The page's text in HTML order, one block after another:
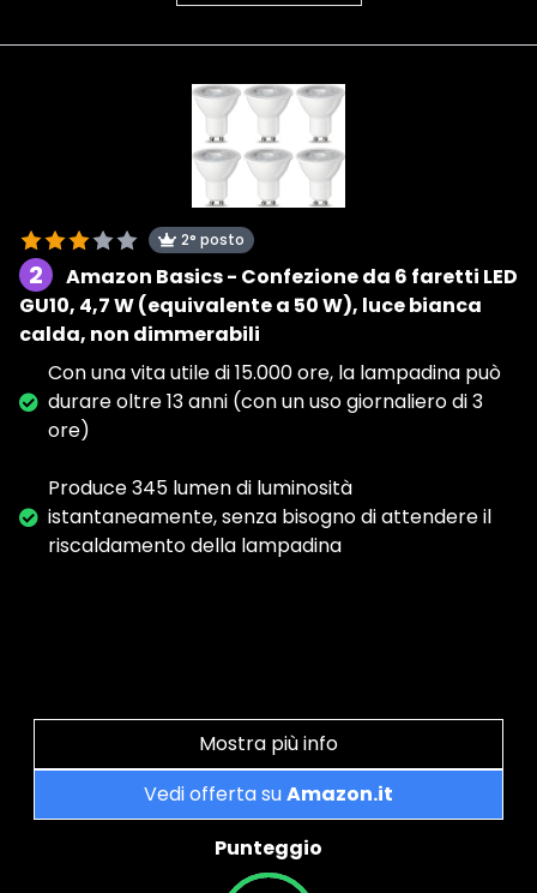
2° posto
2
Amazon Basics - Confezione da 6 faretti LED
GU10, 4,7 W (equivalente a 50 W), luce bianca
calda, non dimmerabili
Con una vita utile di 15.000 ore, la lampadina può
durare oltre 13 anni (con un uso giornaliero di 3
ore)
Produce 345 lumen di luminosità
istantaneamente, senza bisogno di attendere il
riscaldamento della lampadina
Mostra più info
Vedi offerta suAmazon.it
Punteggio